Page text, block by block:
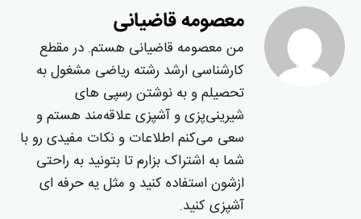
معصومه قاضیانی
من معصومه قاضیانی هستم. در مقطع
کارشناسی ارشد رشته ریاضی مشغول به
تحصیلم و به نوشتن رسپی های
شیرینی‌پزی و آشپزی علاقه‌مند هستم و
سعی می‌کنم اطلاعات و نکات مفیدی رو با
شما به اشتراک بزارم تا بتونید به راحتی
ازشون استفاده کنید و مثل یه حرفه ای
آشپزی کنید.